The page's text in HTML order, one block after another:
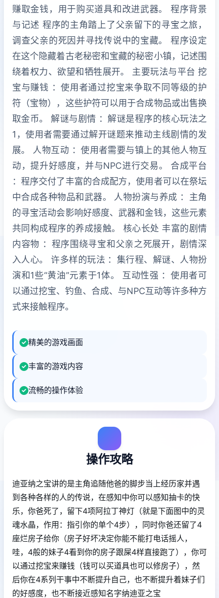
赚取金钱，用于购买道具和改进武器。 程序背景
与记述 程序的主角踏上了父亲留下的寻宝之旅，
调查父亲的死因并寻找传说中的宝藏。 程序设定
在这个隐藏着古老秘密和宝藏的秘密小镇，记述围
绕着权力、欲望和牺牲展开。 主要玩法与平台 挖
宝与赚钱 ：使用者通过挖宝来争取不同等级的护
符（宝物），这些护符可以用于合成物品或出售换
取金币。 解谜与剧情 ：解谜是程序的核心玩法之
1，使用者需要通过解开谜题来推动主线剧情的发
展。 人物互动 ：使用者需要与镇上的其他人物互
动，提升好感度，并与NPC进行交易。 合成平台
：程序交付了丰富的合成配方，使用者可以在祭坛
中合成各种物品和武器。 人物扮演与养成 ：主角
的寻宝活动会影响好感度、武器和金钱，这些元素
共同构成程序的养成接触。 核心长处 丰富的剧情
内容物 ：程序围绕寻宝和父亲之死展开，剧情深
入人心。 许多样的玩法 ：集行程、解谜、人物扮
演和1些“黄油”元素于1体。 互动性强 ：使用者可
以通过挖宝、钓鱼、合成、与NPC互动等许多种方
式来接触程序。
精美的游戏画面
丰富的游戏内容
流畅的操作体验
操作攻略
迪亚纳之宝讲的是主角追随他爸的脚步当上经历家并遇
到各种各样的人的传说，在感知中你可以感知抽卡的快
乐，你爸死了，留下4项阿拉丁神灯（就是下面图中的灵
魂水晶，作用：指引你的单个4步），同时你爸还留了4
座烂房子给你（房子好坏决定你能不能打电话摇人，
哇，4般的妹子4看到你的房子跟屎4样直接跑了），你可
以通过挖宝来赚钱（钱可以买道具也可以修房子），然
后你在4系列干事中不断提升自己，也不断提升着妹子们
的好感度，也不断接近感知名字纳迪亚之宝